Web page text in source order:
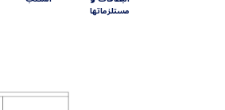
مستلزماتها